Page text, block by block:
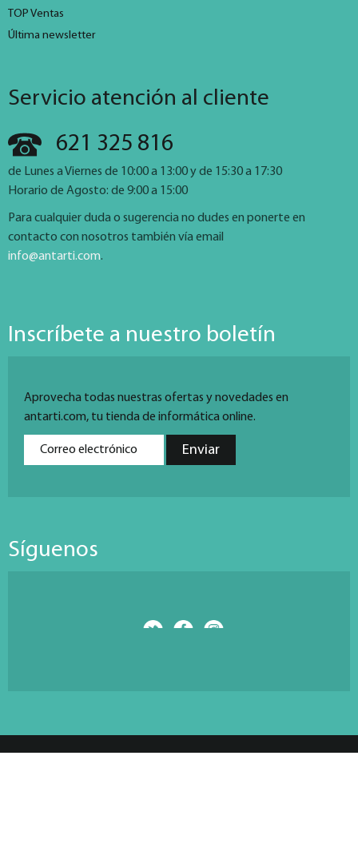
TOP Ventas
Última newsletter
Servicio atención al cliente
621 325 816
de Lunes a Viernes de 10:00 a 13:00 y de 15:30 a 17:30
Horario de Agosto: de 9:00 a 15:00
Para cualquier duda o sugerencia no dudes en ponerte en
contacto con nosotros también vía email
info@antarti.com.
Inscríbete a nuestro boletín
Aprovecha todas nuestras ofertas y novedades en
antarti.com, tu tienda de informática online.
Síguenos